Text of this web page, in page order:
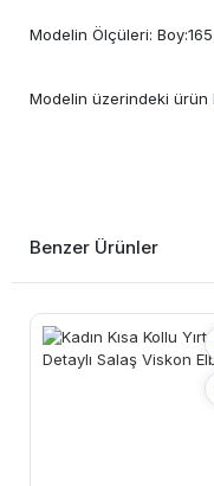
Modelin Ölçüleri:
Modelin üzerindeki
Benzer Ürünler